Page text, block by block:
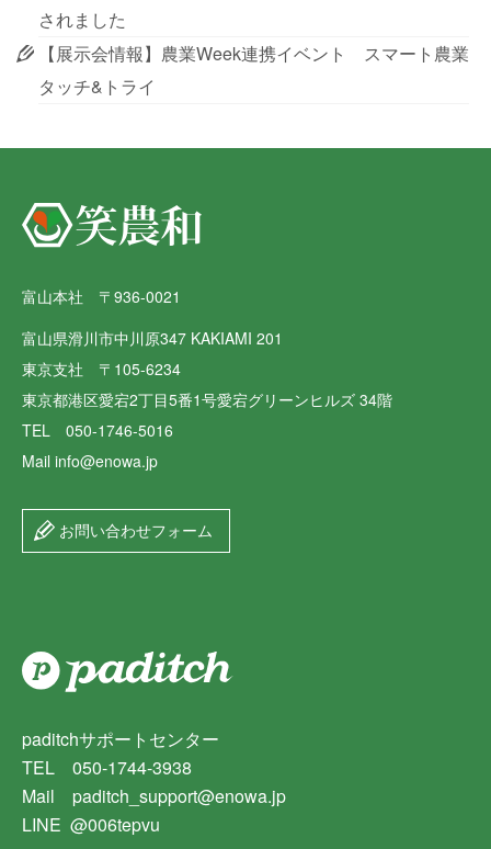
されました
【展示会情報】農業Week連携イベント スマート農業
タッチ&トライ
富山本社 〒936-0021
富山県滑川市中川原347 KAKIAMI 201
東京支社 〒105-6234
東京都港区愛宕2丁目5番1号愛宕グリーンヒルズ 34階
TEL 050-1746-5016
Mail info@enowa.jp
お問い合わせフォーム
paditchサポートセンター
TEL 050-1744-3938
Mail paditch_support@enowa.jp
LINE @006tepvu